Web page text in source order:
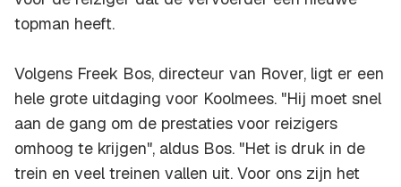
topman heeft.
Volgens Freek Bos, directeur van Rover, ligt er een
hele grote uitdaging voor Koolmees. "Hij moet snel
aan de gang om de prestaties voor reizigers
omhoog te krijgen", aldus Bos. "Het is druk in de
trein en veel treinen vallen uit. Voor ons zijn het